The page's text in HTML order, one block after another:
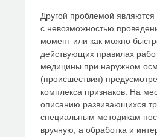
Другой проблемой являются
с невозможностью
момент или как можно
действующих правилах
медицины при наружном
(происшествия)
комплекса признаков. На
описанию развивающихся
специальным методикам
вручную, а обработка и